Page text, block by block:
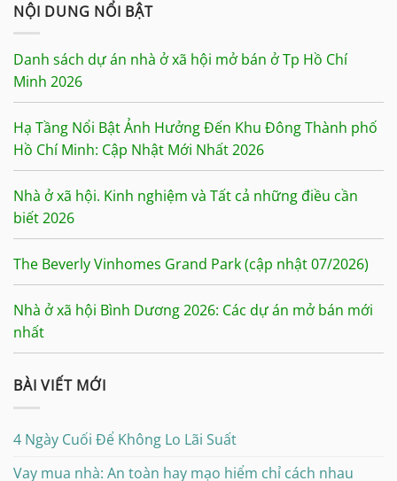
NỘI DUNG NỔI BẬT
Danh sách dự án nhà ở xã hội mở bán ở Tp Hồ Chí
Minh 2026
Hạ Tầng Nổi Bật Ảnh Hưởng Đến Khu Đông Thành phố
Hồ Chí Minh: Cập Nhật Mới Nhất 2026
Nhà ở xã hội. Kinh nghiệm và Tất cả những điều cần
biết 2026
The Beverly Vinhomes Grand Park (cập nhật 07/2026)
Nhà ở xã hội Bình Dương 2026: Các dự án mở bán mới
nhất
BÀI VIẾT MỚI
4 Ngày Cuối Để Không Lo Lãi Suất
Vay mua nhà: An toàn hay mạo hiểm chỉ cách nhau